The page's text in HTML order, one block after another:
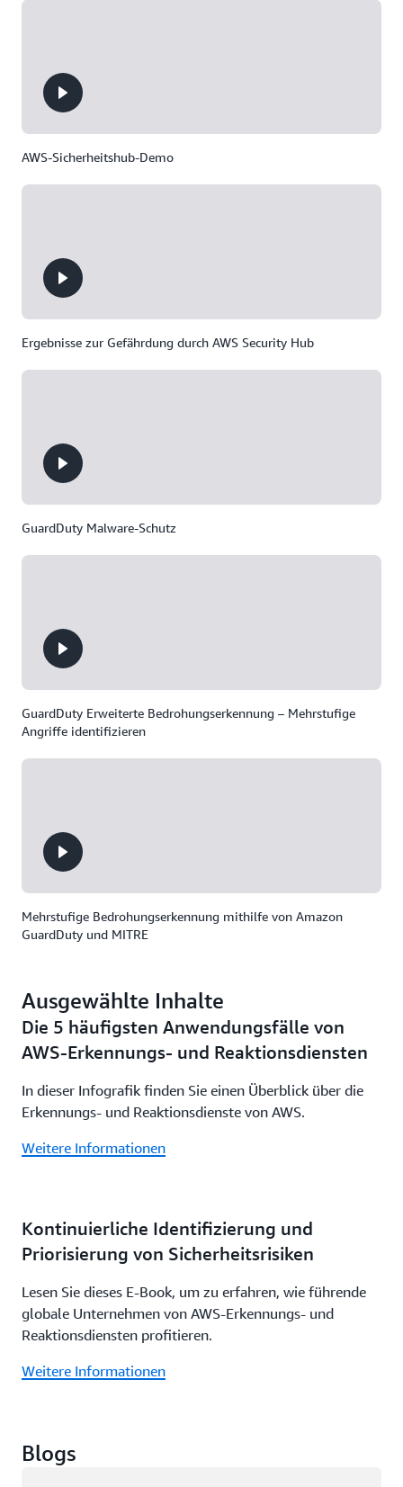
AWS-Sicherheitshub-Demo
Ergebnisse zur Gefährdung durch AWS Security Hub
GuardDuty Malware-Schutz
GuardDuty Erweiterte Bedrohungserkennung – Mehrstufige
Angriffe identifizieren
Mehrstufige Bedrohungserkennung mithilfe von Amazon
GuardDuty und MITRE
Ausgewählte Inhalte
Die 5 häufigsten Anwendungsfälle von
AWS-Erkennungs- und Reaktionsdiensten
In dieser Infografik finden Sie einen Überblick über die
Erkennungs- und Reaktionsdienste von AWS.
Weitere Informationen
Kontinuierliche Identifizierung und
Priorisierung von Sicherheitsrisiken
Lesen Sie dieses E-Book, um zu erfahren, wie führende
globale Unternehmen von AWS-Erkennungs- und
Reaktionsdiensten profitieren.
Weitere Informationen
Blogs